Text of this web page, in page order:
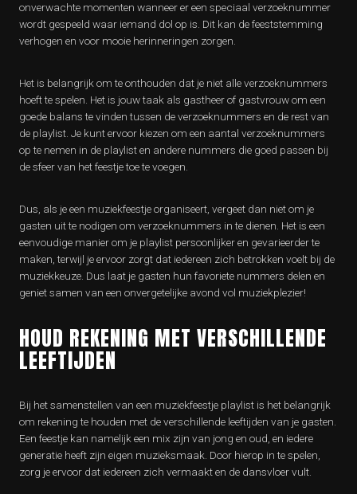
onverwachte momenten wanneer er een speciaal verzoeknummer
wordt gespeeld waar iemand dol op is. Dit kan de feeststemming
verhogen en voor mooie herinneringen zorgen.
Het is belangrijk om te onthouden dat je niet alle verzoeknummers
hoeft te spelen. Het is jouw taak als gastheer of gastvrouw om een
goede balans te vinden tussen de verzoeknummers en de rest van
de playlist. Je kunt ervoor kiezen om een aantal verzoeknummers
op te nemen in de playlist en andere nummers die goed passen bij
de sfeer van het feestje toe te voegen.
Dus, als je een muziekfeestje organiseert, vergeet dan niet om je
gasten uit te nodigen om verzoeknummers in te dienen. Het is een
eenvoudige manier om je playlist persoonlijker en gevarieerder te
maken, terwijl je ervoor zorgt dat iedereen zich betrokken voelt bij de
muziekkeuze. Dus laat je gasten hun favoriete nummers delen en
geniet samen van een onvergetelijke avond vol muziekplezier!
HOUD REKENING MET VERSCHILLENDE
LEEFTIJDEN
Bij het samenstellen van een muziekfeestje playlist is het belangrijk
om rekening te houden met de verschillende leeftijden van je gasten.
Een feestje kan namelijk een mix zijn van jong en oud, en iedere
generatie heeft zijn eigen muzieksmaak. Door hierop in te spelen,
zorg je ervoor dat iedereen zich vermaakt en de dansvloer vult.